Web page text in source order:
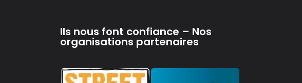
Ils nous font confiance – Nos
organisations partenaires